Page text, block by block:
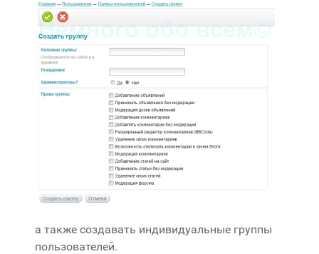
а также создавать индивидуальные группы
пользователей.